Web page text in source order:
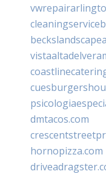
dmtacos.com
hornopizza.com